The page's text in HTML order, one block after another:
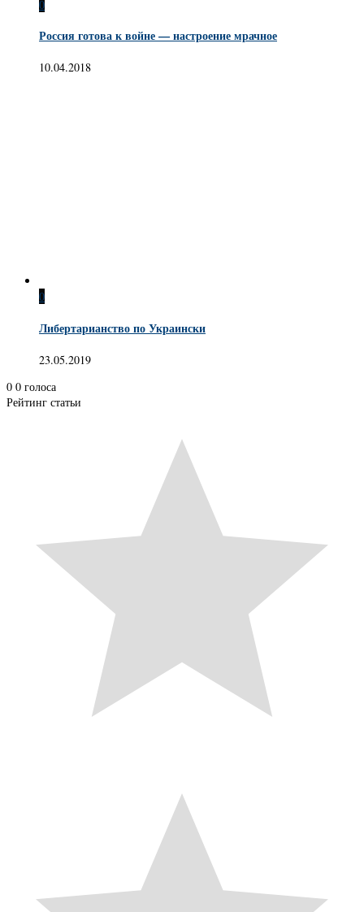
0
Россия готова к войне — настроение мрачное
10.04.2018
0
Либертарианство по Украински
23.05.2019
0 0 голоса
Рейтинг статьи